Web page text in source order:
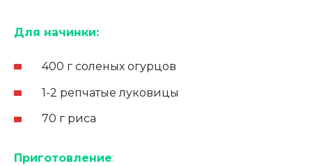
Для начинки:
400 г соленых огурцов
1-2 репчатые луковицы
70 г риса
Приготовление: